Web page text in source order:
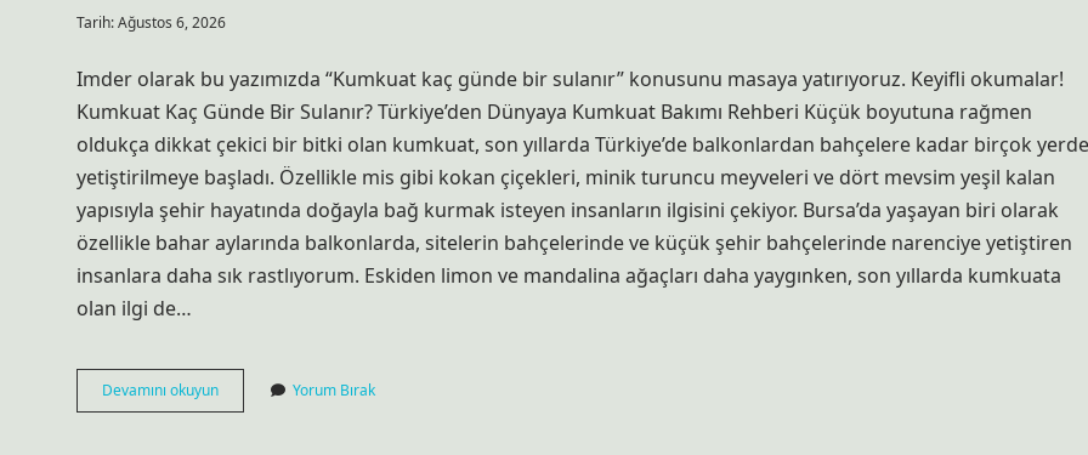
Tarih: Ağustos 6, 2026
Imder olarak bu yazımızda “Kumkuat kaç günde bir sulanır” konusunu masaya yatırıyoruz. Keyifli okumalar!
Kumkuat Kaç Günde Bir Sulanır? Türkiye’den Dünyaya Kumkuat Bakımı Rehberi Küçük boyutuna rağmen
oldukça dikkat çekici bir bitki olan kumkuat, son yıllarda Türkiye’de balkonlardan bahçelere kadar birçok yerde
yetiştirilmeye başladı. Özellikle mis gibi kokan çiçekleri, minik turuncu meyveleri ve dört mevsim yeşil kalan
yapısıyla şehir hayatında doğayla bağ kurmak isteyen insanların ilgisini çekiyor. Bursa’da yaşayan biri olarak
özellikle bahar aylarında balkonlarda, sitelerin bahçelerinde ve küçük şehir bahçelerinde narenciye yetiştiren
insanlara daha sık rastlıyorum. Eskiden limon ve mandalina ağaçları daha yaygınken, son yıllarda kumkuata
olan ilgi de…
Devamını okuyunKumkuat
kaç
Yorum Bırak